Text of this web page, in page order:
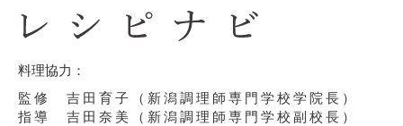
料理協力：
監修 吉田育子（新潟調理師専門学校学院長）
指導 吉田奈美（新潟調理師専門学校副校長）